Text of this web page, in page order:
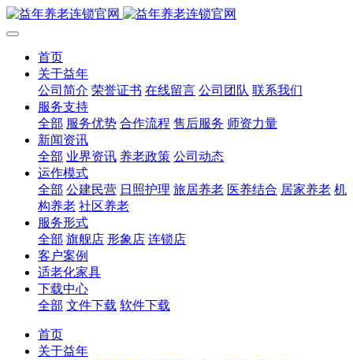
首页
关于益年
公司简介 荣誉证书 在线留言 公司团队 联系我们
服务支持
全部 服务优势 合作流程 售后服务 师资力量
新闻资讯
全部 业界资讯 养老政策 公司动态
运作模式
全部 公建民营 日照护理 旅居养老 医养结合 居家养老 机
构养老 社区养老
服务形式
全部 旗舰店 形象店 连锁店
客户案例
适老化家具
下载中心
全部 文件下载 软件下载
首页
关于益年